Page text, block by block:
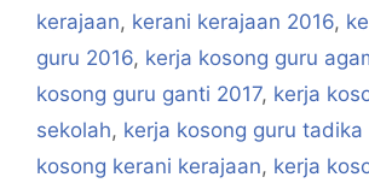
kerajaan, kerani kerajaan 2016,
guru 2016, kerja kosong guru
kosong guru ganti 2017, kerja
sekolah, kerja kosong guru tadika
kosong kerani kerajaan, kerja